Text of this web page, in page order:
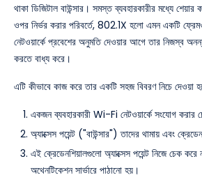
থাকা ডিজিটাল বাউন্সার। সমস্ত ব্যবহারকারীর মধ্যে
ওপর নির্ভর করার পরিবর্তে, 802.1X হলো এমন একটি
নেটওয়ার্কে প্রবেশের অনুমতি দেওয়ার আগে তার নিজস্ব
করতে বাধ্য করে।
এটি কীভাবে কাজ করে তার একটি সহজ বিবরণ নিচে দেওয়া
একজন ব্যবহারকারী Wi-Fi নেটওয়ার্কে সংযোগ করার
অ্যাক্সেস পয়েন্ট ("বাউন্সার") তাদের থামায় এবং
এই ক্রেডেনশিয়ালগুলো অ্যাক্সেস পয়েন্ট নিজে চেক করে
অথেনটিকেশন সার্ভারে পাঠানো হয়।